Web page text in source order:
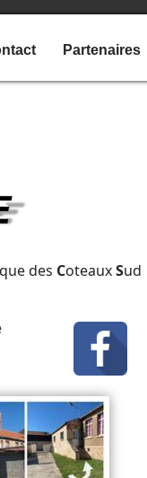
Partenaires
des CoteauxSud